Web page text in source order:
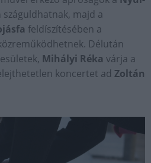
majd a
feldíszítésében a
Délután
Mihályi Réka várja a
koncertet ad Zoltán